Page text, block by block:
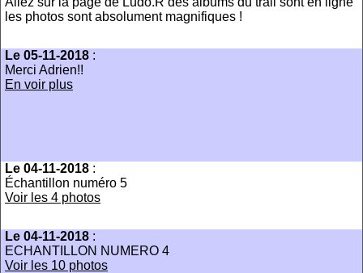
les photos sont absolument magnifiques !
Le 05-11-2018 :
Merci Adrien!!
En voir plus
Le 04-11-2018 :
Échantillon numéro 5
Voir les 4 photos
Le 04-11-2018 :
ECHANTILLON NUMERO 4
Voir les 10 photos